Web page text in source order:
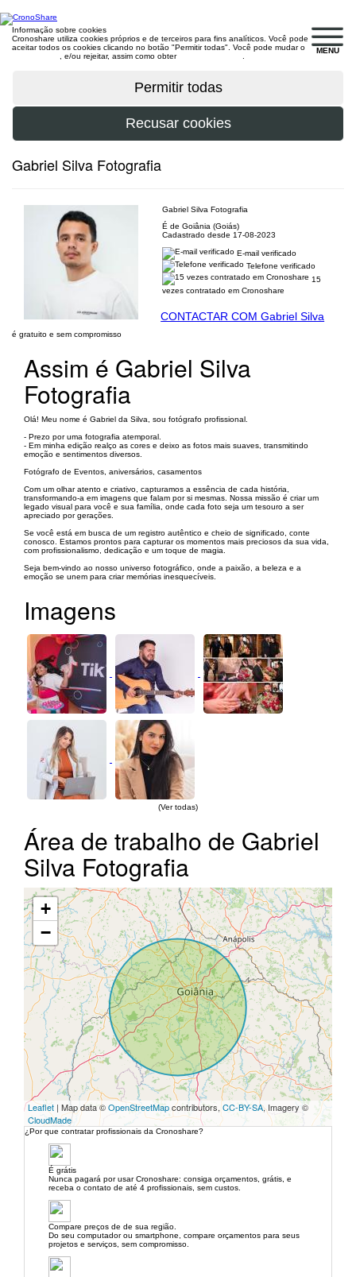
MENU
Informação sobre cookies
Cronoshare utiliza cookies próprios e de terceiros para fins analíticos. Você pode
aceitar todos os cookies clicando no botão "Permitir todas". Você pode mudar o
, e/ou rejeitar, assim como obter
Gabriel Silva Fotografia
Gabriel Silva Fotografia
É de Goiânia (Goiás)
Cadastrado desde 17-08-2023
E-mail verificado
Telefone verificado
15
vezes contratado em Cronoshare
CONTACTAR COM Gabriel Silva
é gratuito e sem compromisso
Assim é Gabriel Silva
Fotografia
Olá! Meu nome é Gabriel da Silva, sou fotógrafo profissional.
- Prezo por uma fotografia atemporal.
- Em minha edição realço as cores e deixo as fotos mais suaves, transmitindo
emoção e sentimentos diversos.
Fotógrafo de Eventos, aniversários, casamentos
Com um olhar atento e criativo, capturamos a essência de cada história,
transformando-a em imagens que falam por si mesmas. Nossa missão é criar um
legado visual para você e sua família, onde cada foto seja um tesouro a ser
apreciado por gerações.
Se você está em busca de um registro autêntico e cheio de significado, conte
conosco. Estamos prontos para capturar os momentos mais preciosos da sua vida,
com profissionalismo, dedicação e um toque de magia.
Seja bem-vindo ao nosso universo fotográfico, onde a paixão, a beleza e a
emoção se unem para criar memórias inesquecíveis.
Imagens
(Ver todas)
Área de trabalho de Gabriel
Silva Fotografia
+
−
Leaflet | Map data ©OpenStreetMapcontributors, CC-BY-SA, Imagery ©
CloudMade
¿Por que contratar profissionais da Cronoshare?
É grátis
Nunca pagará por usar Cronoshare: consiga orçamentos, grátis, e
receba o contato de até 4 profissionais, sem custos.
Compare preços de de sua região.
Do seu computador ou smartphone, compare orçamentos para seus
projetos e serviços, sem compromisso.